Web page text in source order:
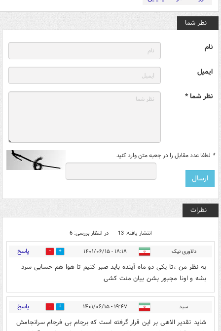
نظر شما
نام
ایمیل
نظر شما *
* لطفا عدد مقابل را در جعبه متن وارد کنید
نظرات
انتشار یافته: 13 در انتظار بررسی: 6
دلاوری نیک ۱۸:۱۸ - ۱۴۰۱/۰۶/۱۵ 4 پاسخ
به نظر من ،تا یکی دو ماه آینده باید صبر کنیم تا هوا هم حسابی سرد
بشه و اونا مجبور بشن بیان منت کشی
سید ۱۹:۴۷ - ۱۴۰۱/۰۶/۱۵ 11 پاسخ
شاید تقدیر الاهی بر این قرار گرفته است که برجام بی فرجام سرانجامش